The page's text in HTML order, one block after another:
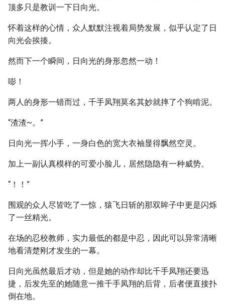
顶多只是教训一下日向光。
怀着这样的心情，众人默默注视着局势发展，似乎认定了日
向光会挨揍。
然而下一个瞬间，日向光的身形忽然一动！
嘭！
两人的身形一错而过，千手凤翔莫名其妙就摔了个狗啃泥。
“渣渣~。”
日向光一挥小手，一身白色的宽大衣袖显得飘然空灵。
加上一副认真模样的可爱小脸儿，居然隐隐有一种威势。
“！！”
围观的众人尽皆吃了一惊，猿飞日斩的那双眸子中更是闪烁
了一丝精光。
在场的忍校教师，实力最低的都是中忍，因此可以异常清晰
地看清楚刚才发生的一幕。
日向光虽然最后才动，但是她的动作却比千手凤翔还要迅
捷，后发先至的她随意一推千手凤翔的后背，后者便直接扑
倒在地。